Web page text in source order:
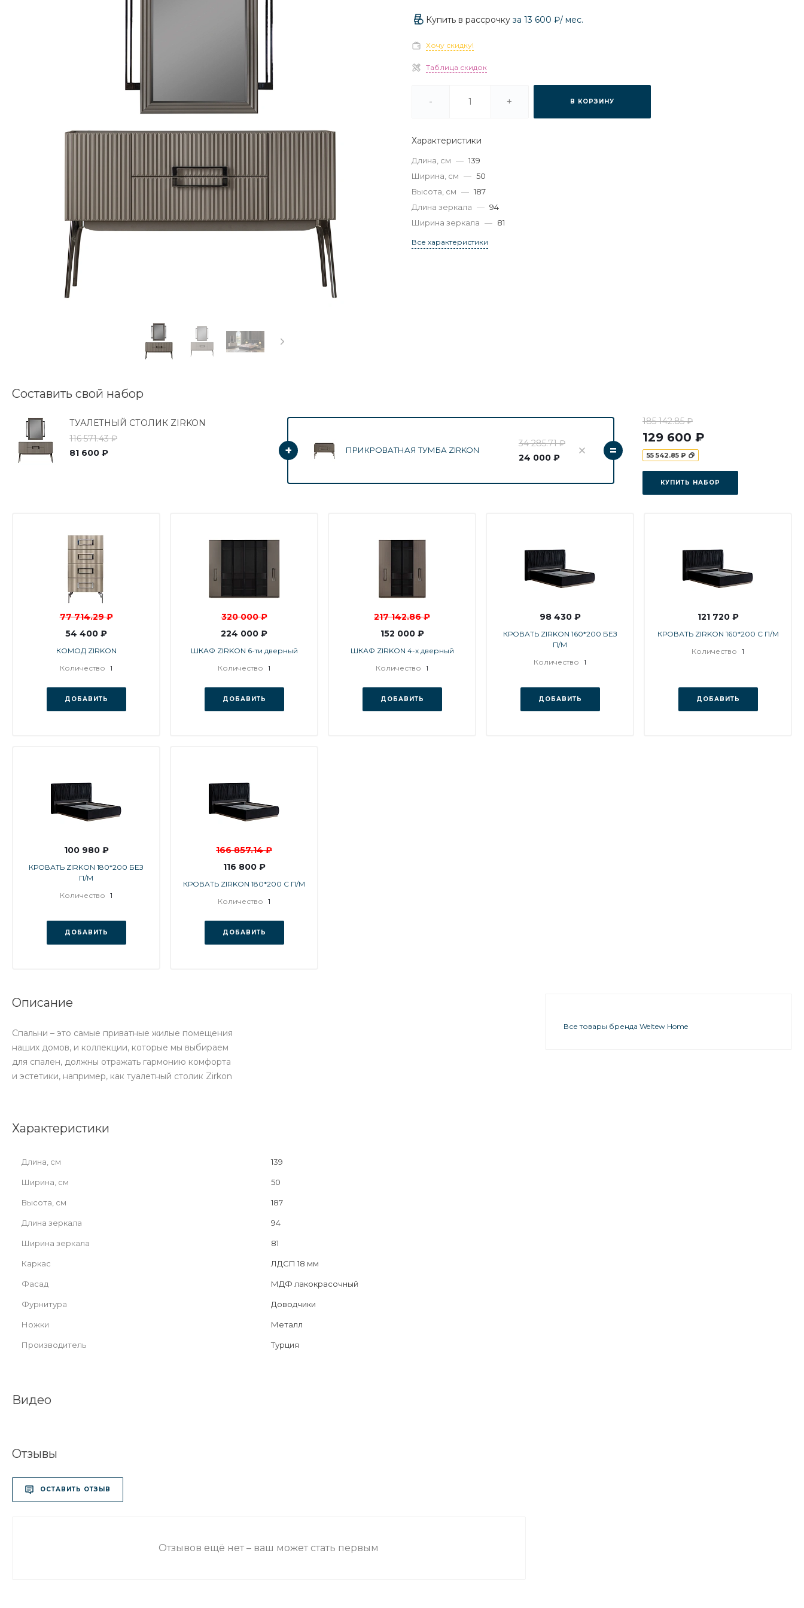
Купить в рассрочку за 13 600 ₽/ мес.
Хочу скидку!
Таблица скидок
- + В КОРЗИНУ
Характеристики
Длина, см — 139
Ширина, см — 50
Высота, см — 187
Длина зеркала — 94
Ширина зеркала — 81
Все характеристики
Составить свой набор
ТУАЛЕТНЫЙ СТОЛИК ZIRKON
116 571.43 ₽
81 600 ₽
ПРИКРОВАТНАЯ ТУМБА ZIRKON
34 285.71 ₽
24 000 ₽
+ =
185 142.85 ₽
129 600 ₽
55 542.85 ₽
КУПИТЬ НАБОР
77 714.29 ₽
54 400 ₽
КОМОД ZIRKON
Количество 1
ДОБАВИТЬ
320 000 ₽
224 000 ₽
ШКАФ ZIRKON 6-ти дверный
Количество 1
ДОБАВИТЬ
217 142.86 ₽
152 000 ₽
ШКАФ ZIRKON 4-х дверный
Количество 1
ДОБАВИТЬ
98 430 ₽
КРОВАТЬ ZIRKON 160*200 БЕЗ
П/М
Количество 1
ДОБАВИТЬ
121 720 ₽
КРОВАТЬ ZIRKON 160*200 С П/М
Количество 1
ДОБАВИТЬ
100 980 ₽
КРОВАТЬ ZIRKON 180*200 БЕЗ
П/М
Количество 1
ДОБАВИТЬ
166 857.14 ₽
116 800 ₽
КРОВАТЬ ZIRKON 180*200 С П/М
Количество 1
ДОБАВИТЬ
Описание
Спальни – это самые приватные жилые помещения
наших домов, и коллекции, которые мы выбираем
для спален, должны отражать гармонию комфорта
и эстетики, например, как туалетный столик Zirkon
Характеристики
Длина, см 139
Ширина, см 50
Высота, см 187
Длина зеркала 94
Ширина зеркала 81
Каркас ЛДСП 18 мм
Фасад МДФ лакокрасочный
Фурнитура Доводчики
Ножки Металл
Производитель Турция
Видео
Отзывы
ОСТАВИТЬ ОТЗЫВ
Отзывов ещё нет – ваш может стать первым
Все товары бренда Weltew Home